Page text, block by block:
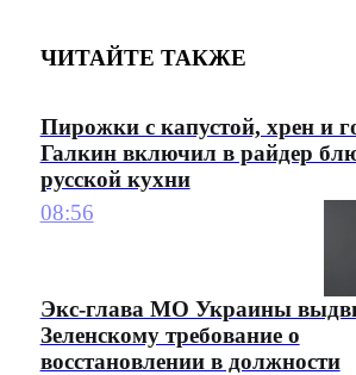
ЧИТАЙТЕ ТАКЖЕ
Пирожки с капустой, хрен и
Галкин включил в райдер
русской кухни
08:56
Экс-глава МО Украины
Зеленскому требование о
восстановлении в должности